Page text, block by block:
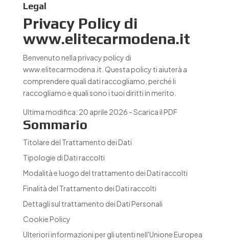
Legal
Privacy Policy di
www.elitecarmodena.it
Benvenuto nella privacy policy di
www.elitecarmodena.it. Questa policy ti aiuterà a
comprendere quali dati raccogliamo, perché li
raccogliamo e quali sono i tuoi diritti in merito.
Ultima modifica: 20 aprile 2026 -Scarica il PDF
Sommario
Titolare del Trattamento dei Dati
Tipologie di Dati raccolti
Modalità e luogo del trattamento dei Dati raccolti
Finalità del Trattamento dei Dati raccolti
Dettagli sul trattamento dei Dati Personali
Cookie Policy
Ulteriori informazioni per gli utenti nell'Unione Europea